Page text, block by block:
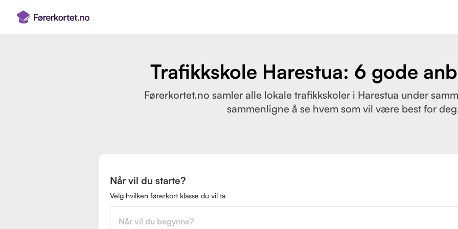
Trafikkskole Harestua: 6 gode
Førerkortet.no samler alle lokale trafikkskoler i Harestua under
sammenligne å se hvem som vil være best for
Når vil du starte?
Velg hvilken førerkort klasse du vil ta
Når vil du begynne?